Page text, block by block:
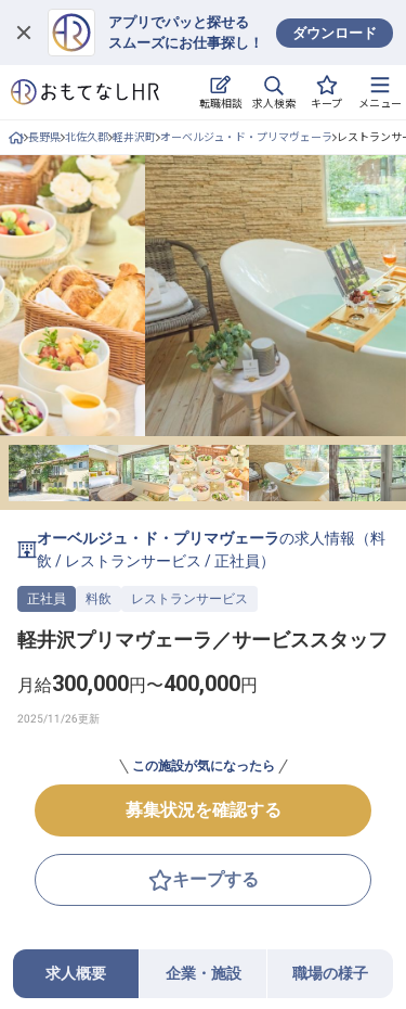
アプリでパッと探せる
スムーズにお仕事探し！
ダウンロード
転職相談 求人検索 キープ メニュー
ログイン
求人・施設を探す
キープした求人
就職・転職 合同説明会
おもてなしHRについて
ご利用の流れ
よくある質問
ホテル・宿泊業界情報コラム
無料 転職サポートに申し込む
長野県 北佐久郡 軽井沢町 オーベルジュ・ド・プリマヴェーラ レストラン
オーベルジュ・ド・プリマヴェーラの求人情報（料
飲 / レストランサービス /正社員 ）
正社員 料飲 レストランサービス
軽井沢プリマヴェーラ／サービススタッフ
月給300,000円〜400,000円
この施設が気になったら
募集状況を確認する
キープする
求人概要 企業・施設 職場の様子